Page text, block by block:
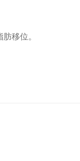
移位。